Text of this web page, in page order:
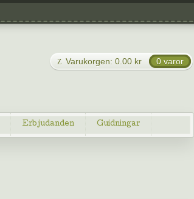
Varukorgen: 0.00 kr 0 varor
Erbjudanden Guidningar